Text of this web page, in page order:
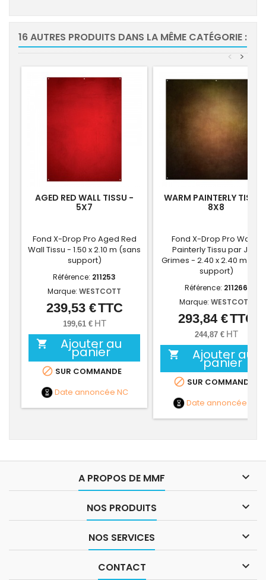
16 AUTRES PRODUITS DANS LA MÊME CATÉGORIE :
>
<
AGED RED WALL TISSU -
5X7
Fond X-Drop Pro Aged Red
Wall Tissu - 1.50 x 2.10 m (sans
support)
Référence: 211253
Marque: WESTCOTT
Prix
239,53 €TTC
199,61 € HT
 Ajouter au
panier
 SUR COMMANDE
Date annoncée NC
WARM PAINTERLY TISSU
8X8
Fond X-Drop Pro Warm
Painterly Tissu par Joel
Grimes - 2.40 x 2.40 m
support)
Référence: 211266
Marque: WESTCOTT
Prix
293,84 €TTC
244,87 € HT
 Ajouter au
panier
 SUR COMMANDE
Date annoncée
A PROPOS DE MMF 
NOS PRODUITS 
NOS SERVICES 
CONTACT 